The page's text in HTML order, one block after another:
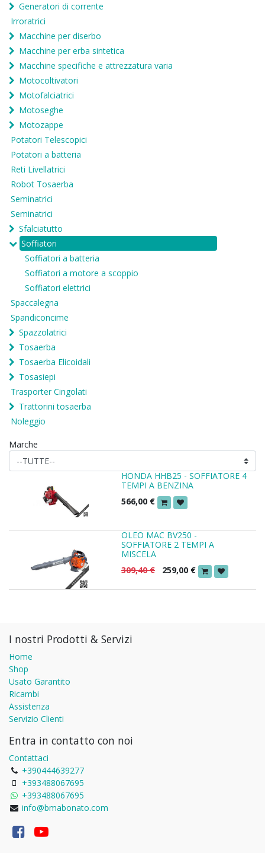
Generatori di corrente
Irroratrici
Macchine per diserbo
Macchine per erba sintetica
Macchine specifiche e attrezzatura varia
Motocoltivatori
Motofalciatrici
Motoseghe
Motozappe
Potatori Telescopici
Potatori a batteria
Reti Livellatrici
Robot Tosaerba
Seminatrici
Seminatrici
Sfalciatutto
Soffiatori
Soffiatori a batteria
Soffiatori a motore a scoppio
Soffiatori elettrici
Spaccalegna
Spandiconcime
Spazzolatrici
Tosaerba
Tosaerba Elicoidali
Tosasiepi
Trasporter Cingolati
Trattorini tosaerba
Noleggio
Marche
HONDA HHB25 - SOFFIATORE 4
TEMPI A BENZINA
566,00 €
OLEO MAC BV250 -
SOFFIATORE 2 TEMPI A
MISCELA
309,40€ 259,00 €
I nostri Prodotti & Servizi
Home
Shop
Usato Garantito
Ricambi
Assistenza
Servizio Clienti
Entra in contatto con noi
Contattaci
+390444639277
+393488067695
+393488067695
info@bmabonato.com